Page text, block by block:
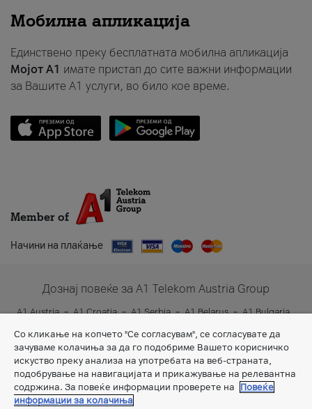
Мобилна апликација
Единствено преку бесплатната мобилна апликација
Мојот A1 имате пристап до сите важни информации
за Вашите A1 услуги, во било кое време.
Member of
Начини на плаќање
Дознај повеќе за A1 Telekom Austria Group
A1 Austria A1 Croatia A1 Serbia A1 Belarus
A1 Bulgaria
A1 Slovenia
A1 Digital
Со кликање на копчето "Се согласувам", се согласувате да
зачуваме колачиња за да го подобриме Вашето корисничко
искуство преку анализа на употребата на веб-страната,
подобрување на навигацијата и прикажување на релевантна
содржина. За повеќе информации проверете на
Повеќе
информации за колачиња